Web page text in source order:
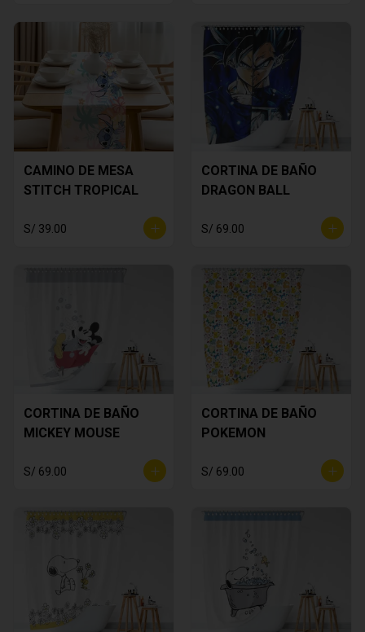
CAMINO DE MESA
STITCH TROPICAL
S/ 39.00
CORTINA DE BAÑO
DRAGON BALL
S/ 69.00
CORTINA DE BAÑO
MICKEY MOUSE
S/ 69.00
CORTINA DE BAÑO
POKEMON
S/ 69.00